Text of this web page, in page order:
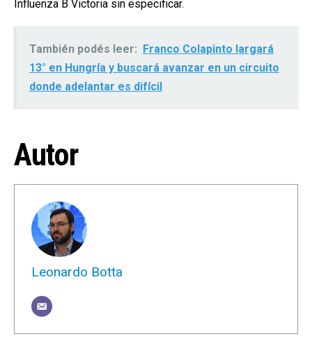
Influenza B Victoria sin especificar.
También podés leer: Franco Colapinto largará
13° en Hungría y buscará avanzar en un circuito
donde adelantar es difícil
Autor
Leonardo Botta